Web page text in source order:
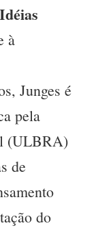
à
Junges é
pela
(ULBRA)
de
do